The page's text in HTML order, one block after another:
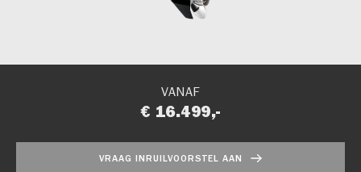
VANAF
€ 16.499,-
VRAAG INRUILVOORSTEL AAN